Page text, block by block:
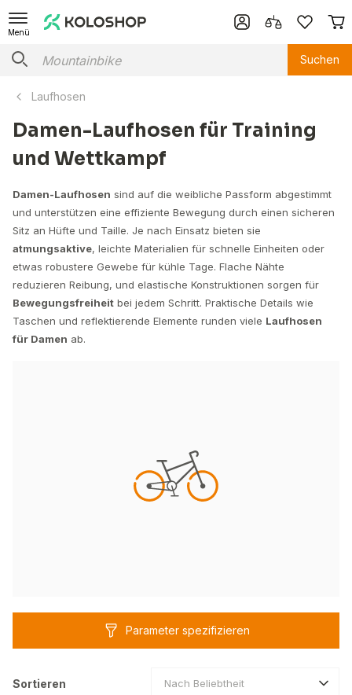
Menü
Suchen
Laufhosen
Damen-Laufhosen für Training
und Wettkampf
Damen-Laufhosen sind auf die weibliche Passform abgestimmt
und unterstützen eine effiziente Bewegung durch einen sicheren
Sitz an Hüfte und Taille. Je nach Einsatz bieten sie
atmungsaktive, leichte Materialien für schnelle Einheiten oder
etwas robustere Gewebe für kühle Tage. Flache Nähte
reduzieren Reibung, und elastische Konstruktionen sorgen für
Bewegungsfreiheit bei jedem Schritt. Praktische Details wie
Taschen und reflektierende Elemente runden viele Laufhosen
für Damen ab.
Parameter spezifizieren
Sortieren Nach Beliebtheit